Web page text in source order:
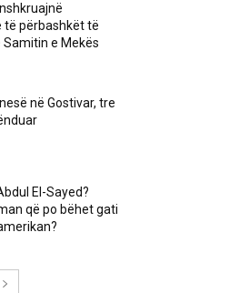
të përbashkët të
e Mekës
në Gostivar, tre
El-Sayed?
që po bëhet gati